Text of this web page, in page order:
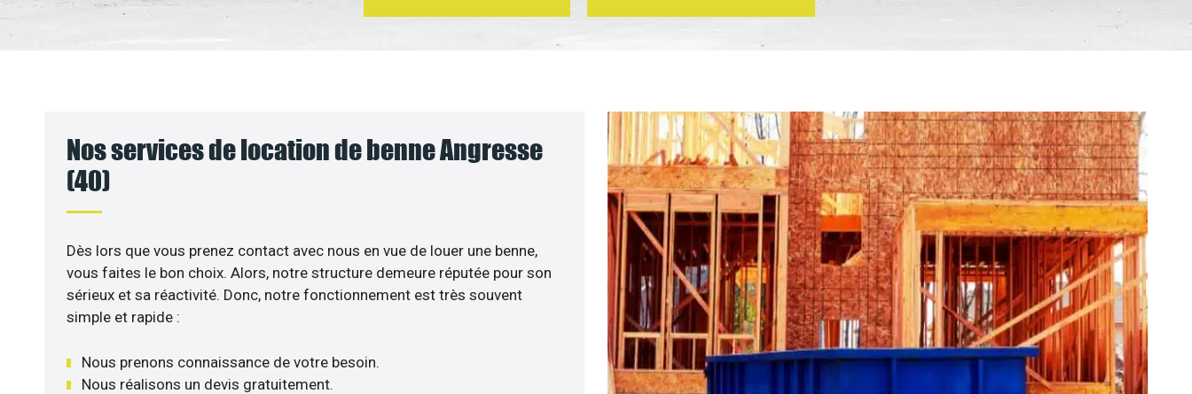
Nos services de location de benne Angresse
(40)
Dès lors que vous prenez contact avec nous en vue de louer une benne,
vous faites le bon choix. Alors, notre structure demeure réputée pour son
sérieux et sa réactivité. Donc, notre fonctionnement est très souvent
simple et rapide :
Nous prenons connaissance de votre besoin.
Nous réalisons un devis gratuitement.